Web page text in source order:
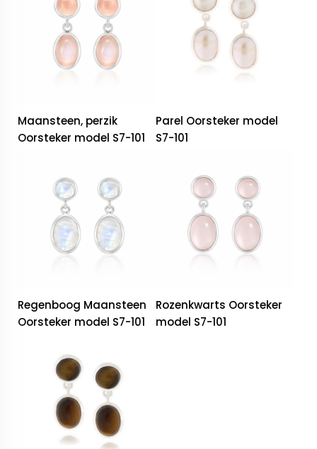
Maansteen, perzik
Oorsteker model S7-101
Parel Oorsteker model
S7-101
Regenboog Maansteen
Oorsteker model S7-101
Rozenkwarts Oorsteker
model S7-101